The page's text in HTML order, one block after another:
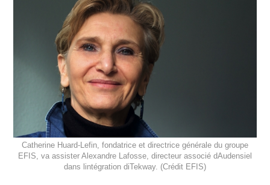
Catherine Huard-Lefin, fondatrice et directrice générale du groupe
EFIS, va assister Alexandre Lafosse, directeur associé dAudensiel
dans lintégration diTekway. (Crédit EFIS)